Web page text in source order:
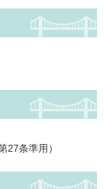
27条準用）